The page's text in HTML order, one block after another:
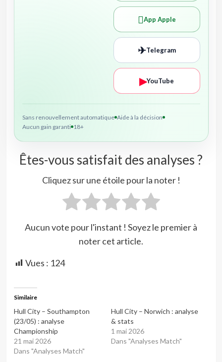
App Apple
✈Telegram
▶YouTube
Sans renouvellement automatique Aide à la décision
Aucun gain garanti 18+
Êtes-vous satisfait des analyses ?
Cliquez sur une étoile pour la noter !
Aucun vote pour l'instant ! Soyez le premier à
noter cet article.
Vues : 124
Similaire
Hull City – Southampton
(23/05) : analyse
Championship
21 mai 2026
Dans "Analyses Match"
Hull City – Norwich : analyse
& stats
1 mai 2026
Dans "Analyses Match"